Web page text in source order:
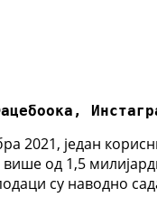
2021, један
од 1,5
су наводно